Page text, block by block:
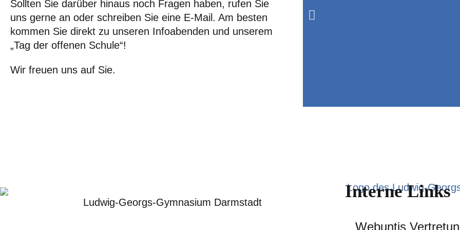
Sollten Sie darüber hinaus noch Fragen haben, rufen Sie
uns gerne an oder schreiben Sie eine E-Mail. Am besten
kommen Sie direkt zu unseren Infoabenden und unserem
„Tag der offenen Schule“!
Wir freuen uns auf Sie.
und als benotetes
Ludwig-Georgs-Gymnasium Darmstadt
Interne Links
Webuntis